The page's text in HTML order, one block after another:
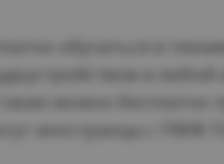
в любой
можно бесплатно